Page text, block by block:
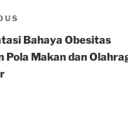
Bahaya Obesitas
Pola Makan dan